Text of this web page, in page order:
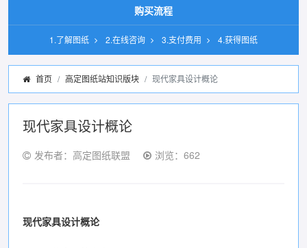
购买流程
1.了解图纸 2.在线咨询 3.支付费用 4.获得图纸
首页 高定图纸站知识版块 现代家具设计概论
现代家具设计概论
发布者：高定图纸联盟 浏览：662
现代家具设计概论